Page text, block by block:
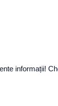
informații!